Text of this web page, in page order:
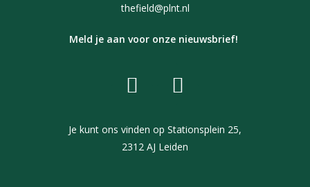
thefield@plnt.nl
Meld je aan voor onze nieuwsbrief!
Je kunt ons vinden op Stationsplein 25,
2312 AJ Leiden